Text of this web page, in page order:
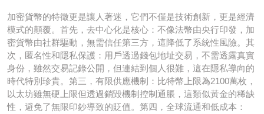
加密貨幣的特徵更是讓人著迷，它們不僅是技術創新，更是經濟
模式的顛覆。首先，去中心化是核心：不像法幣由央行印發，加
密貨幣由社群驅動，無需信任第三方，這降低了系統性風險。其
次，匿名性和隱私保護：用戶透過錢包地址交易，不需透露真實
身份，雖然交易記錄公開，但連結到個人很難，這在隱私導向的
時代特別珍貴。第三，有限供應機制：比特幣上限為2100萬枚，
以太坊雖無硬上限但透過銷毀機制控制通脹，這類似黃金的稀缺
性，避免了無限印鈔導致的貶值。第四，全球流通和低成本：